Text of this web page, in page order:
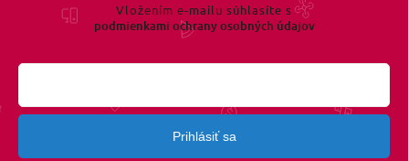
Vložením e-mailu súhlasíte s
podmienkami ochrany osobných údajov
Prihlásiť sa